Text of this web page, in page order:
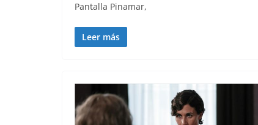
Pantalla Pinamar,
Leer más